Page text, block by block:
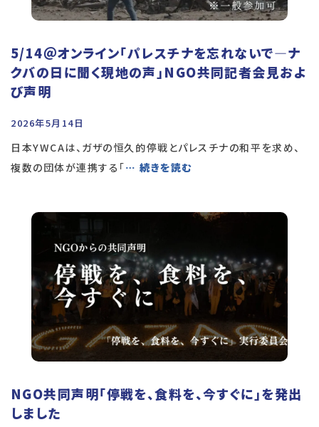
5/14＠オンライン「パレスチナを忘れないで―ナ
クバの日に聞く現地の声」NGO共同記者会見およ
び声明
2026年5月14日
日本YWCAは、ガザの恒久的停戦とパレスチナの和平を求め、
複数の団体が連携する「… 続きを読む
NGO共同声明「停戦を、食料を、今すぐに」を発出
しました